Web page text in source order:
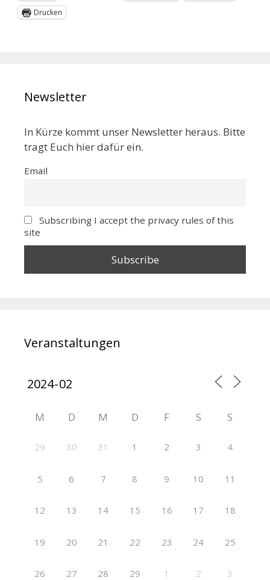
Drucken
Newsletter
In Kürze kommt unser Newsletter heraus. Bitte
tragt Euch hier dafür ein.
Email
Subscribing I accept the privacy rules of this
site
Veranstaltungen
M D M D F S S
29 30 31 1 2 3 4
5 6 7 8 9 10 11
12 13 14 15 16 17 18
19 20 21 22 23 24 25
26 27 28 29 1 2 3